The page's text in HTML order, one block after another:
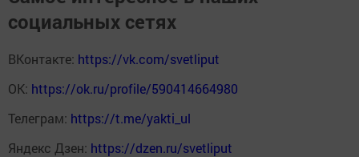
социальных сетях
ВКонтакте: https://vk.com/svetliput
ОК: https://ok.ru/profile/590414664980
Телеграм: https://t.me/yakti_ul
Яндекс Дзен: https://dzen.ru/svetliput